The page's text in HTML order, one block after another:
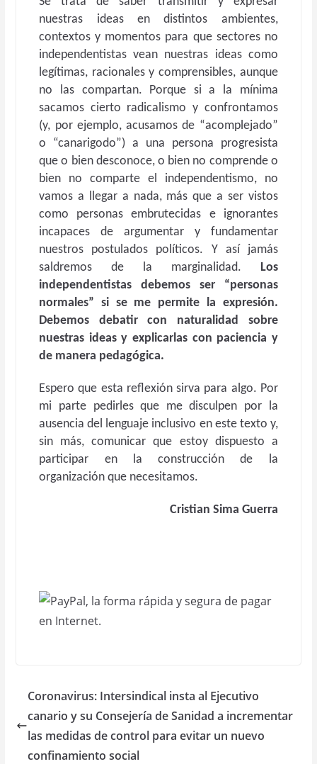
nuestras ideas en distintos ambientes,
contextos y momentos para que sectores no
independentistas vean nuestras ideas como
legítimas, racionales y comprensibles, aunque
no las compartan. Porque si a la mínima
sacamos cierto radicalismo y confrontamos
(y, por ejemplo, acusamos de “acomplejado”
o “canarigodo”) a una persona progresista
que o bien desconoce, o bien no comprende o
bien no comparte el independentismo, no
vamos a llegar a nada, más que a ser vistos
como personas embrutecidas e ignorantes
incapaces de argumentar y fundamentar
nuestros postulados políticos. Y así jamás
saldremos de la marginalidad. Los
independentistas debemos ser “personas
normales” si se me permite la expresión.
Debemos debatir con naturalidad sobre
nuestras ideas y explicarlas con paciencia y
de manera pedagógica.
Espero que esta reflexión sirva para algo. Por
mi parte pedirles que me disculpen por la
ausencia del lenguaje inclusivo en este texto y,
sin más, comunicar que estoy dispuesto a
participar en la construcción de la
organización que necesitamos.
Cristian Sima Guerra
Coronavirus: Intersindical insta al Ejecutivo
canario y su Consejería de Sanidad a incrementar
las medidas de control para evitar un nuevo
confinamiento social